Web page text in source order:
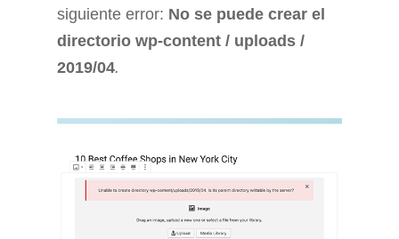
siguiente error: No se puede crear el
directorio wp-content / uploads /
2019/04.